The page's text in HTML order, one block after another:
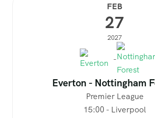
FEB
27
2027
-
Everton - Nottingham
Premier League
15:00 - Liverpool